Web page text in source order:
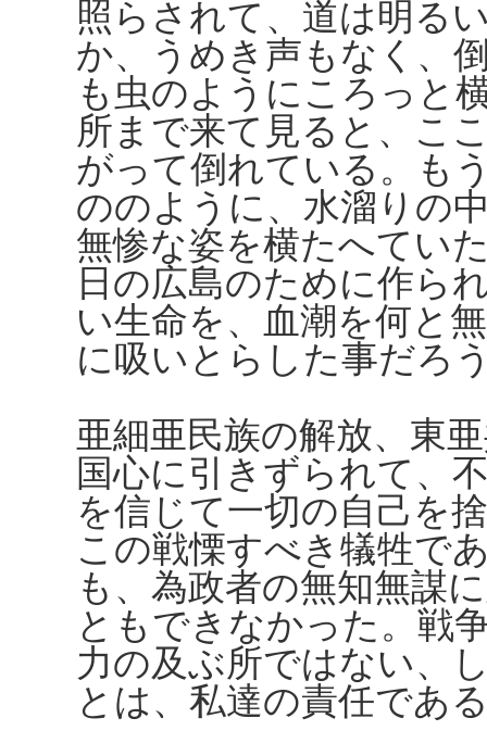
照らされて、道は明る
か、うめき声もなく、
も虫のようにころっと
所まで来て見ると、こ
がって倒れている。も
ののように、水溜りの
無惨な姿を横たへてい
日の広島のために作ら
い生命を、血潮を何と
に吸いとらした事だろ
亜細亜民族の解放、東
国心に引きずられて、
を信じて一切の自己を
この戦慄すべき犠牲で
も、為政者の無知無謀
ともできなかった。戦
力の及ぶ所ではない、
とは、私達の責任であ